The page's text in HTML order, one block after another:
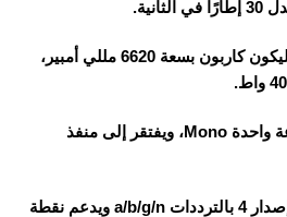
البطارية تأتي من نوع سيليكون كاربون بسعة 6620 مللي أمبير،
الهاتف يحتوي على سماعة واحدة Mono، ويفتقر إلى منفذ
يدعم شبكات الواي فاي إصدار 4 بالترددات a/b/g/n ويدعم نقطة